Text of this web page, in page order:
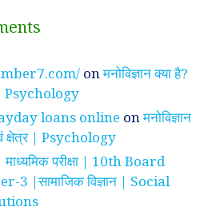
onमनोविज्ञान क्या है?
| Psychology
loans online onमनोविज्ञान
क्षेत्र | Psychology
परीक्षा | 10th Board
3 |सामाजिक विज्ञान | Social